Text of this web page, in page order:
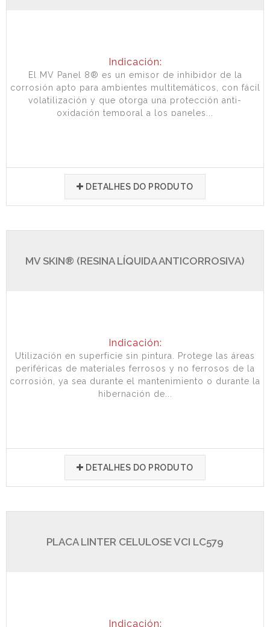
Indicación:
El MV Panel 8® es un emisor de inhibidor de la
corrosión apto para ambientes multitemáticos, con fácil
volatilización y que otorga una protección anti-
oxidación temporal a los paneles...
DETALHES DO PRODUTO
MV SKIN® (RESINA LÍQUIDA ANTICORROSIVA)
Indicación:
Utilización en superficie sin pintura. Protege las áreas
periféricas de materiales ferrosos y no ferrosos de la
corrosión, ya sea durante el mantenimiento o durante la
hibernación de...
DETALHES DO PRODUTO
PLACA LINTER CELULOSE VCI LC579
Indicación: